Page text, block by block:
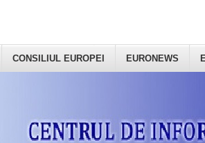
CONSILIUL EUROPEI EURONEWS